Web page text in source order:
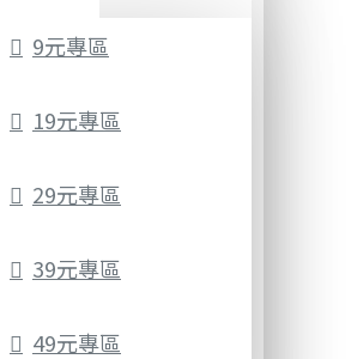
9元專區
19元專區
29元專區
39元專區
49元專區